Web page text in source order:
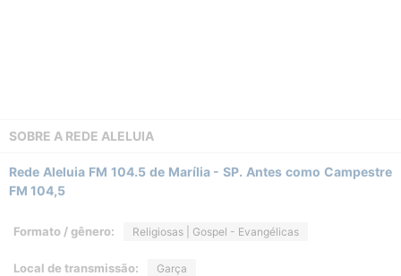
SOBRE A REDE ALELUIA
Rede Aleluia FM 104.5 de Marília - SP. Antes como Campestre
FM 104,5
Formato / gênero: Religiosas | Gospel - Evangélicas
Local de transmissão: Garça